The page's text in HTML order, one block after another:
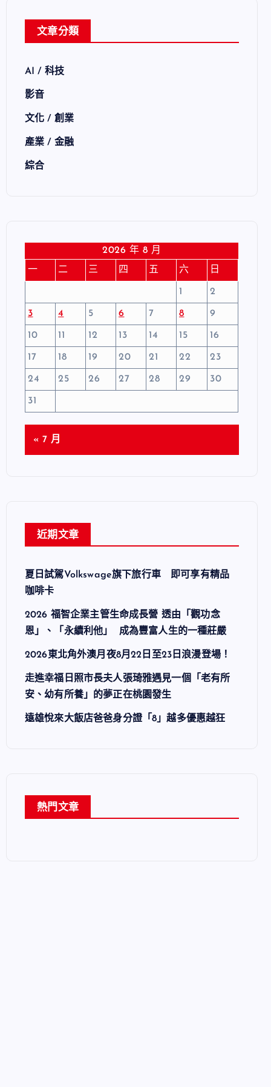
文章分類
AI / 科技
影音
文化 / 創業
產業 / 金融
綜合
2026 年 8 月
一
二 三 四 五 六 日
1 2
3 4 5 6 7 8 9
10 11 12 13 14 15 16
17 18 19 20 21 22 23
24 25 26 27 28 29 30
31
« 7 月
近期文章
夏日試駕Volkswage旗下旅行車 即可享有精品
咖啡卡
2026 福智企業主管生命成長營 透由「觀功念
恩」、「永續利他」 成為豐富人生的一種莊嚴
2026東北角外澳月夜8月22日至23日浪漫登場！
走進幸福日照市長夫人張琦雅遇見一個「老有所
安、幼有所養」的夢正在桃園發生
遠雄悅來大飯店爸爸身分證「8」越多優惠越狂
熱門文章